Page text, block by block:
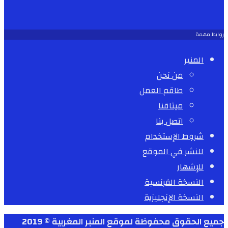
روابط مهمة
المنبر
من نحن
طاقم العمل
ميثاقنا
اتصل بنا
شروط الإستخدام
للنشر في الموقع
للإشهار
النسخة الفرنسية
النسخة الإنجليزية
جميع الحقوق محفوظة لموقع المنبر المغربية © 2019